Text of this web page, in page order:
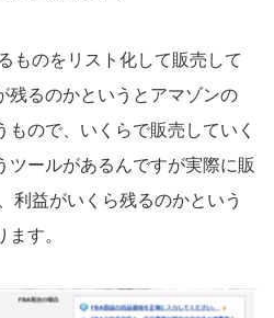
ものをリスト化して販売して
残るのかというとアマゾンの
ので、いくらで販売していく
ツールがあるんですが実際に販
利益がいくら残るのかという
す。